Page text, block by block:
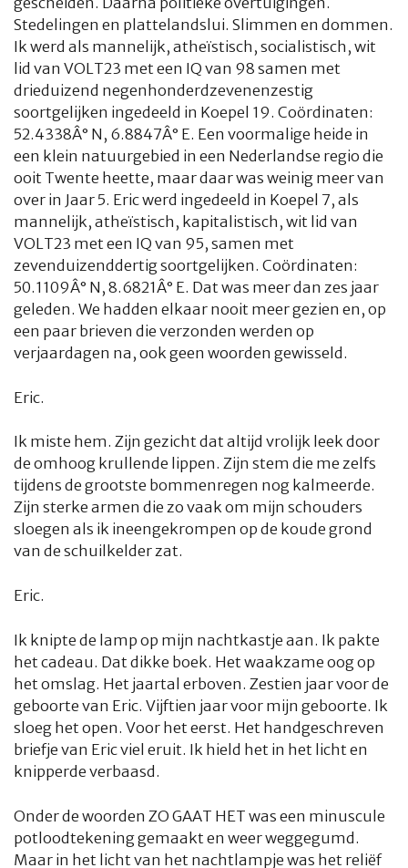
Stedelingen en plattelandslui. Slimmen en dommen.
Ik werd als mannelijk, atheïstisch, socialistisch, wit
lid van VOLT23 met een IQ van 98 samen met
drieduizend negenhonderdzevenenzestig
soortgelijken ingedeeld in Koepel 19. Coördinaten:
52.4338Â° N, 6.8847Â° E. Een voormalige heide in
een klein natuurgebied in een Nederlandse regio die
ooit Twente heette, maar daar was weinig meer van
over in Jaar 5. Eric werd ingedeeld in Koepel 7, als
mannelijk, atheïstisch, kapitalistisch, wit lid van
VOLT23 met een IQ van 95, samen met
zevenduizenddertig soortgelijken. Coördinaten:
50.1109Â° N, 8.6821Â° E. Dat was meer dan zes jaar
geleden. We hadden elkaar nooit meer gezien en, op
een paar brieven die verzonden werden op
verjaardagen na, ook geen woorden gewisseld.
Eric.
Ik miste hem. Zijn gezicht dat altijd vrolijk leek door
de omhoog krullende lippen. Zijn stem die me zelfs
tijdens de grootste bommenregen nog kalmeerde.
Zijn sterke armen die zo vaak om mijn schouders
sloegen als ik ineengekrompen op de koude grond
van de schuilkelder zat.
Eric.
Ik knipte de lamp op mijn nachtkastje aan. Ik pakte
het cadeau. Dat dikke boek. Het waakzame oog op
het omslag. Het jaartal erboven. Zestien jaar voor de
geboorte van Eric. Vijftien jaar voor mijn geboorte. Ik
sloeg het open. Voor het eerst. Het handgeschreven
briefje van Eric viel eruit. Ik hield het in het licht en
knipperde verbaasd.
Onder de woorden ZO GAAT HET was een minuscule
potloodtekening gemaakt en weer weggegumd.
Maar in het licht van het nachtlampje was het reliëf